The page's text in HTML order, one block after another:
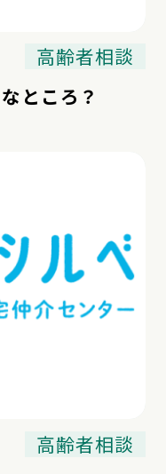
高齢者相談
ところ？
高齢者相談